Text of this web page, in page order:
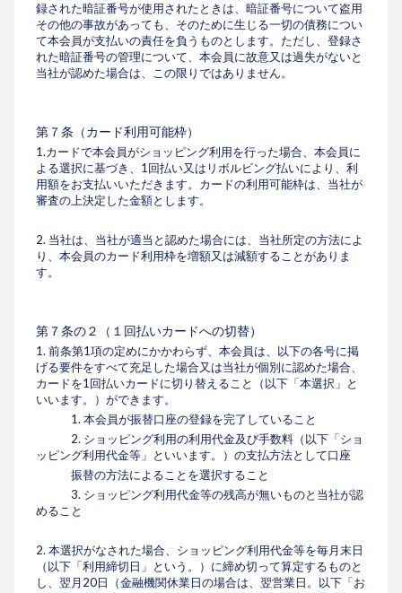
録された暗証番号が使⽤されたときは、暗証番号について盗⽤
その他の事故があっても、そのために⽣じる⼀切の債務につい
て本会員が⽀払いの責任を負うものとします。ただし、登録さ
れた暗証番号の管理について、本会員に故意又は過失がないと
当社が認めた場合は、この限りではありません。
第７条（カード利⽤可能枠）
1.カードで本会員がショッピング利用を行った場合、本会員に
よる選択に基づき、1回払い又はリボルビング払いにより、利
用額をお支払いいただきます。カードの利⽤可能枠は、当社が
審査の上決定した⾦額とします。
2. 当社は、当社が適当と認めた場合には、当社所定の⽅法によ
り、本会員のカード利⽤枠を増額又は減額することがありま
す。
第７条の２（１回払いカードへの切替）
1. 前条第1項の定めにかかわらず、本会員は、以下の各号に掲
げる要件をすべて充足した場合又は当社が個別に認めた場合、
カードを1回払いカードに切り替えること（以下「本選択」と
いいます。）ができます。
1. 本会員が振替口座の登録を完了していること
2. ショッピング利用の利⽤代⾦及び⼿数料（以下「ショ
ッピング利⽤代⾦等」といいます。）の支払方法として口座
振替の方法によることを選択すること
3. ショッピング利用代金等の残高が無いものと当社が認
めること
2. 本選択がなされた場合、ショッピング利用代金等を毎月末日
（以下「利用締切日」という。）に締め切って算定するものと
し、翌月20日（金融機関休業日の場合は、翌営業日。以下「お